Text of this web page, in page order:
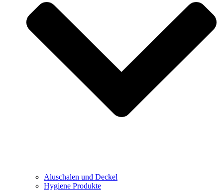
Aluschalen und Deckel
Hygiene Produkte